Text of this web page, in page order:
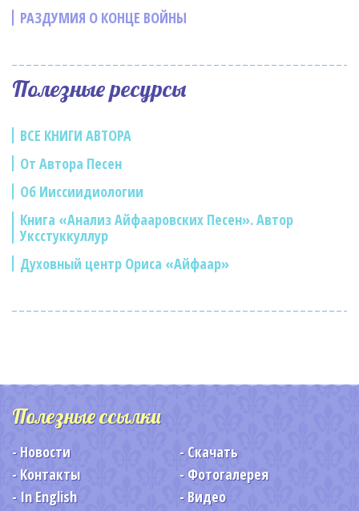
РАЗДУМИЯ О КОНЦЕ ВОЙНЫ
Полезные ресурсы
ВСЕ КНИГИ АВТОРА
От Автора Песен
Об Ииссиидиологии
Книга «Анализ Айфааровских Песен». Автор
Уксстуккуллур
Духовный центр Ориса «Айфаар»
Полезные ссылки
Новости
Скачать
Контакты
Фотогалерея
In English
Видео